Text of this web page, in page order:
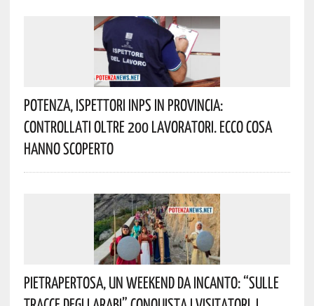
Potenza, Ispettori INPS In Provincia:
Controllati Oltre 200 Lavoratori. Ecco Cosa
Hanno Scoperto
Pietrapertosa, Un Weekend Da Incanto: “Sulle